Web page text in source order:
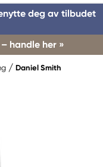
deg av tilbudet
handle her »
Daniel Smith